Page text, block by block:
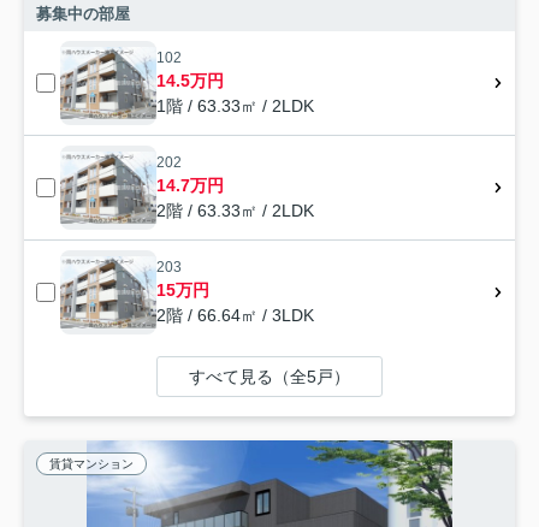
募集中の部屋
102
14.5万円
1階 / 63.33㎡ / 2LDK
202
14.7万円
2階 / 63.33㎡ / 2LDK
203
15万円
2階 / 66.64㎡ / 3LDK
すべて見る（全5戸）
賃貸マンション